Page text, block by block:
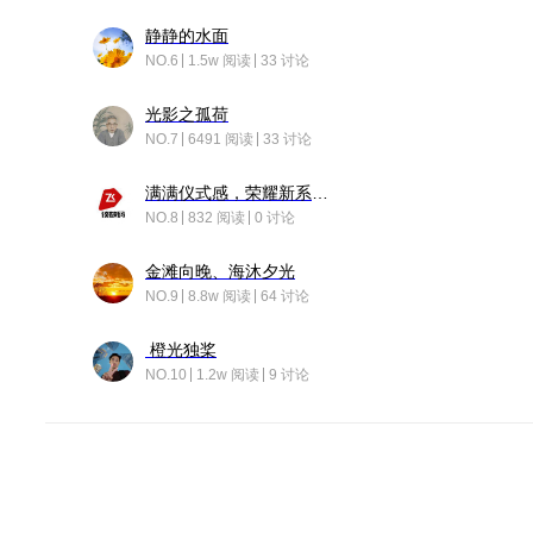
静静的水面
NO.6 1.5w 阅读 33 讨论
光影之孤荷
NO.7 6491 阅读 33 讨论
NO.8 832 阅读 0 讨论
金滩向晚、海沐夕光
NO.9 8.8w 阅读 64 讨论
橙光独桨
NO.10 1.2w 阅读 9 讨论